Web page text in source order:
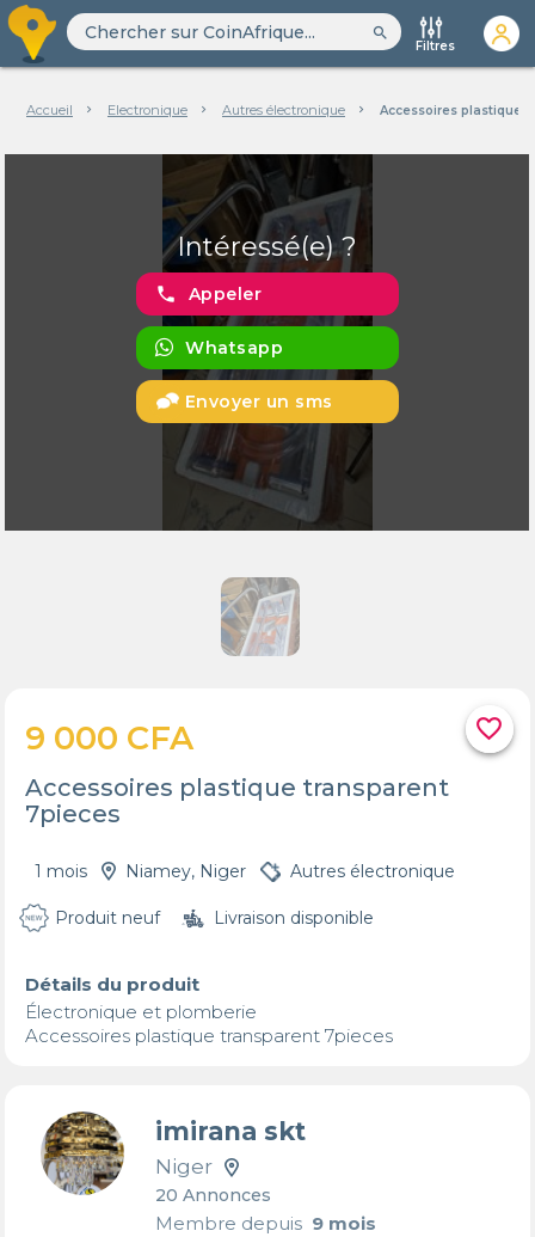
search
Filtres
Accueil Electronique Autres électronique Accessoires plastique
Intéressé(e) ?
phone Appeler
Whatsapp
Envoyer un sms
favorite_border
9 000 CFA
Accessoires plastique transparent
7pieces
1 mois Niamey, Niger Autres électronique
Produit neuf Livraison disponible
Détails du produit
Électronique et plomberie
Accessoires plastique transparent 7pieces
imirana skt
Niger
20 Annonces
Membre depuis9 mois